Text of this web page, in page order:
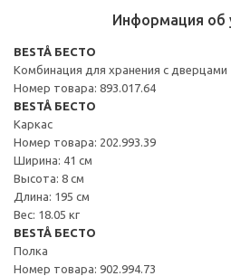
Информация об
BESTÅ БЕСТО
Комбинация для хранения с дверцами
Номер товара: 893.017.64
BESTÅ БЕСТО
Каркас
Номер товара: 202.993.39
Ширина: 41 см
Высота: 8 см
Длина: 195 см
Вес: 18.05 кг
BESTÅ БЕСТО
Полка
Номер товара: 902.994.73